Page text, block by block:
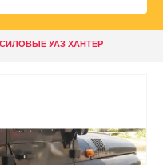
УАЗ ХАНТЕР